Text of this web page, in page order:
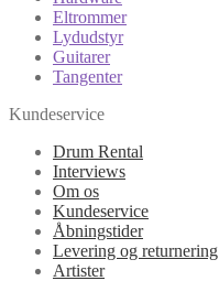
Eltrommer
Lydudstyr
Guitarer
Tangenter
Kundeservice
Drum Rental
Interviews
Om os
Kundeservice
Åbningstider
Levering og returnering
Artister